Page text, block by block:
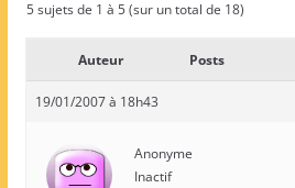
5 sujets de 1 à 5 (sur un total de 18)
Auteur Posts
19/01/2007 à 18h43
Anonyme
Inactif